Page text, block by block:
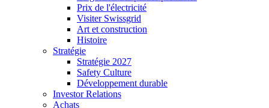
Prix de l'électricité
Visiter Swissgrid
Art et construction
Histoire
Stratégie
Stratégie 2027
Safety Culture
Développement durable
Investor Relations
Achats